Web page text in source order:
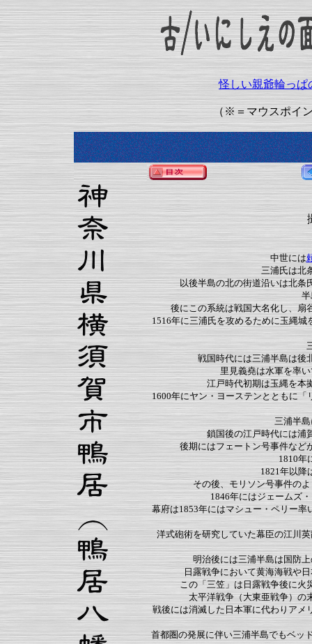
怪しい親爺輪っぱ
（※＝マウスポイ
中世には
三浦氏は北
以後半島の北の街道沿いは北条
後にこの系統は戦国大名化し、扇
1516年に三浦氏を攻めるために玉縄
戦国時代には三浦半島は後
里見義堯は水軍を率
江戸時代初期は玉縄を本
1600年にヤン・ヨーステンとともに
三浦半
鎖国後の江戸時代には浦
後期にはフェートン号事件など
1810年
1821年以降
その後、モリソン号事件の
1846年にはジェームズ
幕府は1853年にはマシュー・ペリー
洋式砲術を研究していた幕臣の江川
明治後には三浦半島は国防
日露戦争において黄海海戦や
この「三笠」は日露戦争後に火
太平洋戦争（大東亜戦争）の
戦後には消滅した日本軍に代わりアメ
首都圏の発展に伴い三浦半島でもベッ